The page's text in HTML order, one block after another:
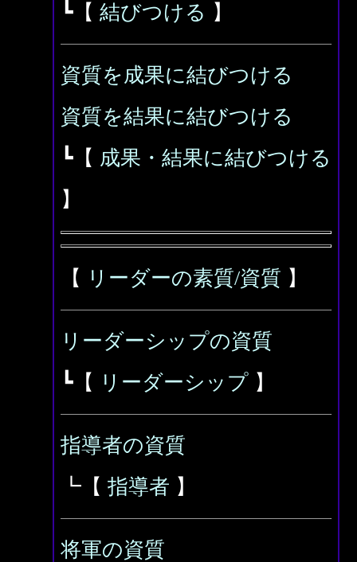
┗【 結びつける 】
資質を成果に結びつける
資質を結果に結びつける
┗【 成果・結果に結びつける
】
【 リーダーの素質/資質 】
リーダーシップの資質
┗【
リーダーシップ 】
指導者の資質
┗【 指導者 】
将軍の資質